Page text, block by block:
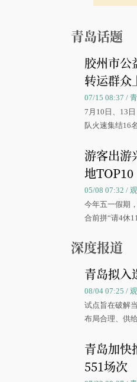
青岛话题
胶州市公
转运群众
07/15 08:37 /
7月10日、13
队火速集结16
游客出游
地TOP10
05/08 07:32 /
今年五一假期
合前拼“请4休
深度报道
青岛拟入
08/04 07:25 /
试点旨在破解
布局合理、供
青岛加
551场次